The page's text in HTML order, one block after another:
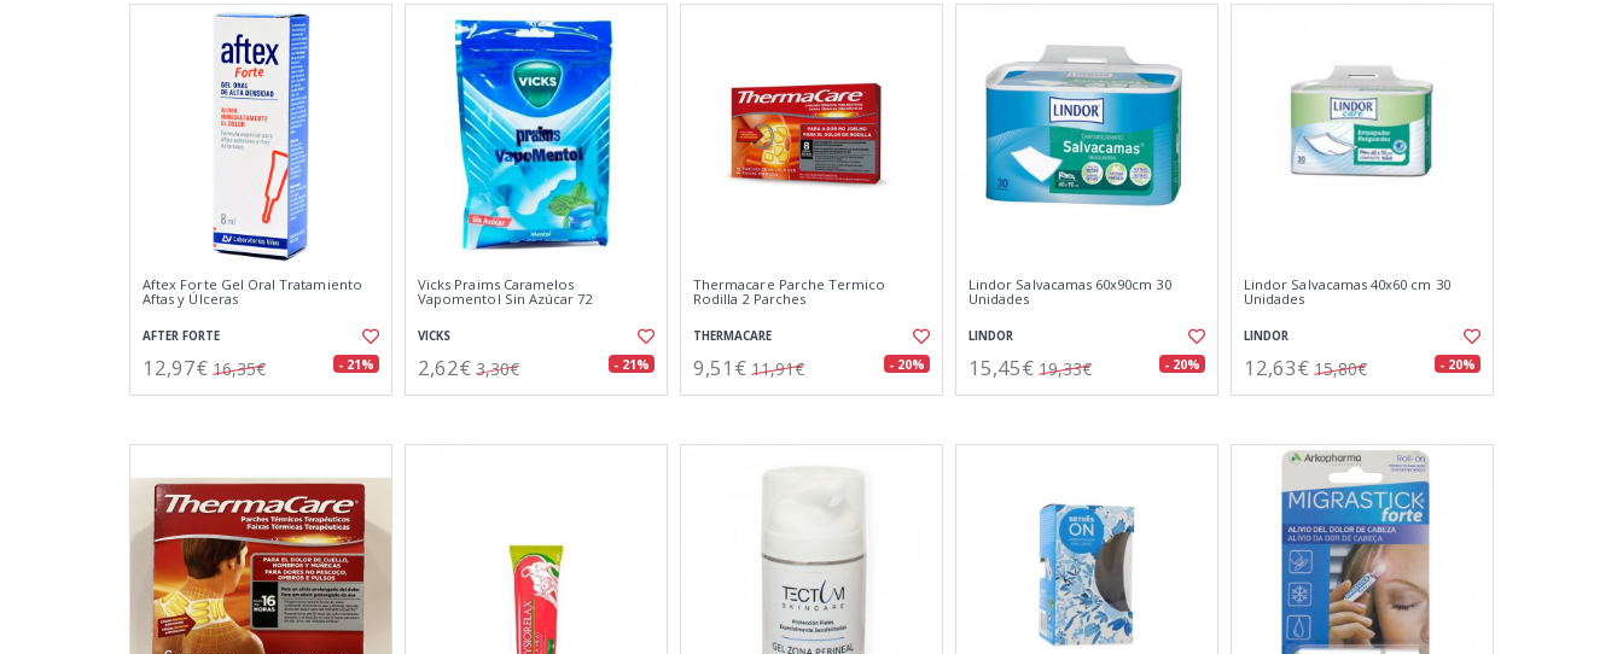
Aftex Forte Gel Oral Tratamiento
Aftas y Úlceras
AFTER FORTE
12,97€ 16,35€ - 21%
Vicks Praims Caramelos
Vapomentol Sin Azúcar 72
VICKS
2,62€ 3,30€ - 21%
Thermacare Parche Termico
Rodilla 2 Parches
THERMACARE
9,51€ 11,91€ - 20%
Lindor Salvacamas 60x90cm 30
Unidades
LINDOR
15,45€ 19,33€ - 20%
Lindor Salvacamas 40x60 cm 30
Unidades
LINDOR
12,63€ 15,80€ - 20%